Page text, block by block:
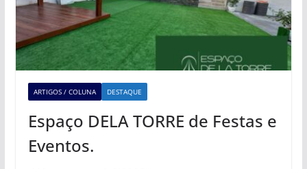
ARTIGOS / COLUNA DESTAQUE
Espaço DELA TORRE de Festas e
Eventos.